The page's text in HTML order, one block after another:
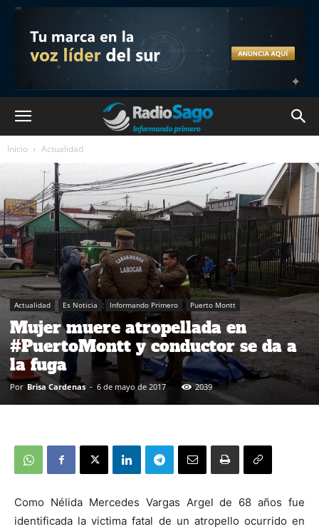
Inicio Actualidad
Actualidad Es Noticia Informando Primero Puerto Montt
Mujer muere atropellada en
#PuertoMontt y conductor se da a
la fuga
Por Brisa Cardenas - 6 de mayo de 2017 2039
Como Nélida Mercedes Vargas Argel de 68 años fue
identificada la victima fatal de un atropello ocurrido en